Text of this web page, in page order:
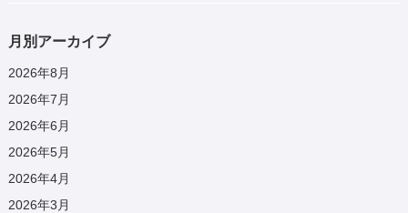
月別アーカイブ
2026年8月
2026年7月
2026年6月
2026年5月
2026年4月
2026年3月